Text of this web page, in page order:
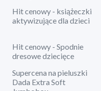
Hit cenowy - książeczki
aktywizujące dla dzieci
Hit cenowy - Spodnie
dresowe dziecięce
Supercena na pieluszki
Dada Extra Soft